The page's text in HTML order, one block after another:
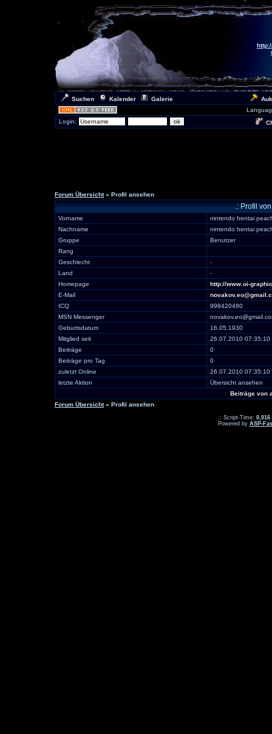
Suchen Kalender Galerie
Login:
Forum Übersicht» Profil ansehen
.: Profil
Vorname
nintendo hentai
Nachname
nintendo hentai
Gruppe
Benutzer
Rang
Geschlecht
-
Land
-
Homepage
http://www.oi-
E-Mail
ICQ
998420480
MSN Messenger
Geburtsdatum
16.05.1930
Mitglied seit
26.07.2010 07:35:10
Beiträge
0
Beiträge pro Tag
0
zuletzt Online
26.07.2010 07:35:10
letzte Aktion
Übersicht ansehen
Beiträge von
Forum Übersicht» Profil ansehen
.: Script-Time: 0,016
Powered by ASP-